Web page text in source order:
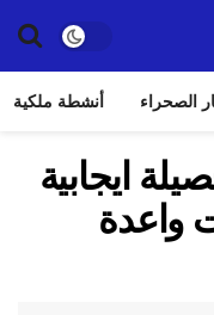
الصحراء أنشطة ملكية
ايجابية
واعدة